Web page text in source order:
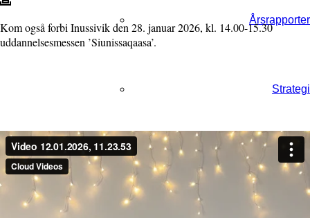
Årsrapporter
Strategi
Logo
Kom også forbi Inussivik den 28. januar 2026, kl. 14.00-15.30
uddannelsesmessen ’Siunissaqaasa’.